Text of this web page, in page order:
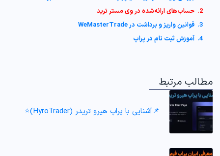
2. حساب‌های ارائه‌شده در وی مستر ترید
3. قوانین واریز و برداشت در WeMasterTrade
4. آموزش ثبت نام در پراپ
مطالب مرتبط
📌آشنایی با پراپ هیرو تریدر (HyroTrader)⭐️